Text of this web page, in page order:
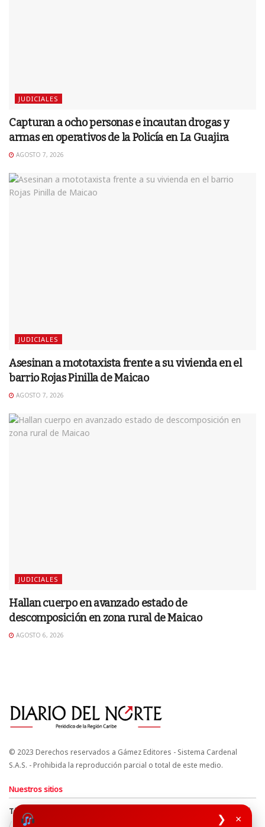
❯ ×
JUDICIALES
Capturan a ocho personas e incautan drogas y
armas en operativos de la Policía en La Guajira
AGOSTO 7, 2026
JUDICIALES
Asesinan a mototaxista frente a su vivienda en el
barrio Rojas Pinilla de Maicao
AGOSTO 7, 2026
JUDICIALES
Hallan cuerpo en avanzado estado de
descomposición en zona rural de Maicao
AGOSTO 6, 2026
© 2023 Derechos reservados a Gámez Editores - Sistema Cardenal
S.A.S. - Prohibida la reproducción parcial o total de este medio.
Nuestros sitios
Términos y Condiciones
Derechos de Autor y Propiedad Intelectual
Política de uso de cookies
Política de Tratamiento de Datos